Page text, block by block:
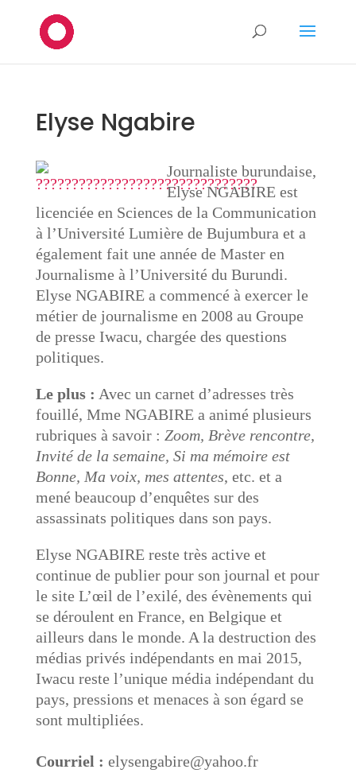
Elyse Ngabire
Journaliste burundaise,
Elyse NGABIRE est
licenciée en Sciences de la Communication
à l’Université Lumière de Bujumbura et a
également fait une année de Master en
Journalisme à l’Université du Burundi.
Elyse NGABIRE a commencé à exercer le
métier de journalisme en 2008 au Groupe
de presse Iwacu, chargée des questions
politiques.
Le plus : Avec un carnet d’adresses très
fouillé, Mme NGABIRE a animé plusieurs
rubriques à savoir : Zoom, Brève rencontre,
Invité de la semaine, Si ma mémoire est
Bonne, Ma voix, mes attentes, etc. et a
mené beaucoup d’enquêtes sur des
assassinats politiques dans son pays.
Elyse NGABIRE reste très active et
continue de publier pour son journal et pour
le site L’œil de l’exilé, des évènements qui
se déroulent en France, en Belgique et
ailleurs dans le monde. A la destruction des
médias privés indépendants en mai 2015,
Iwacu reste l’unique média indépendant du
pays, pressions et menaces à son égard se
sont multipliées.
Courriel : elysengabire@yahoo.fr